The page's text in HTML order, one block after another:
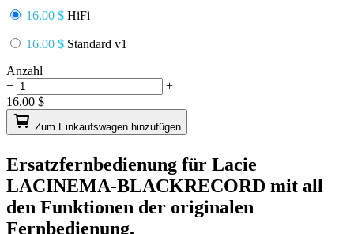
16.00 $ HiFi
16.00 $ Standard v1
Anzahl
−
+
16.00 $
Zum Einkaufswagen hinzufügen
Ersatzfernbedienung für Lacie
LACINEMA-BLACKRECORD mit all
den Funktionen der originalen
Fernbedienung.